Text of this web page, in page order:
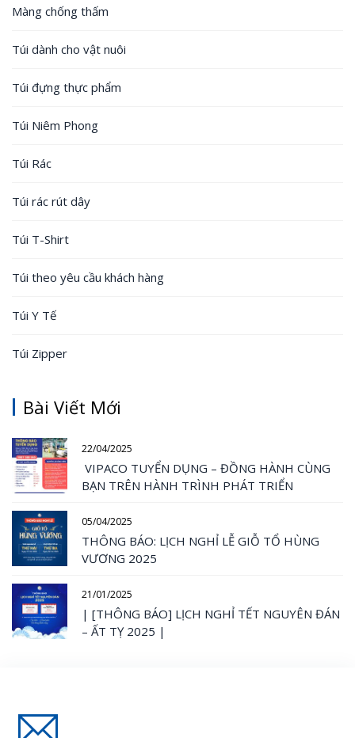
Màng chống thấm
Túi dành cho vật nuôi
Túi đựng thực phẩm
Túi Niêm Phong
Túi Rác
Túi rác rút dây
Túi T-Shirt
Túi theo yêu cầu khách hàng
Túi Y Tế
Túi Zipper
Bài Viết Mới
22/04/2025
VIPACO TUYỂN DỤNG – ĐỒNG HÀNH CÙNG
BẠN TRÊN HÀNH TRÌNH PHÁT TRIỂN
05/04/2025
THÔNG BÁO: LỊCH NGHỈ LỄ GIỖ TỔ HÙNG
VƯƠNG 2025
21/01/2025
| [THÔNG BÁO] LỊCH NGHỈ TẾT NGUYÊN ĐÁN
– ẤT TỴ 2025 |